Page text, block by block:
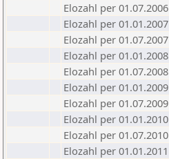
Elozahl per 01.07.2006
Elozahl per 01.01.2007
Elozahl per 01.07.2007
Elozahl per 01.01.2008
Elozahl per 01.07.2008
Elozahl per 01.01.2009
Elozahl per 01.07.2009
Elozahl per 01.01.2010
Elozahl per 01.07.2010
Elozahl per 01.01.2011